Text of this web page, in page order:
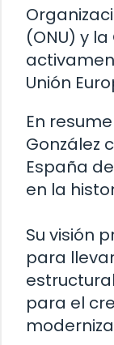
(ONU) y
Unión
En
González
España
en la
Su visión
para
para el